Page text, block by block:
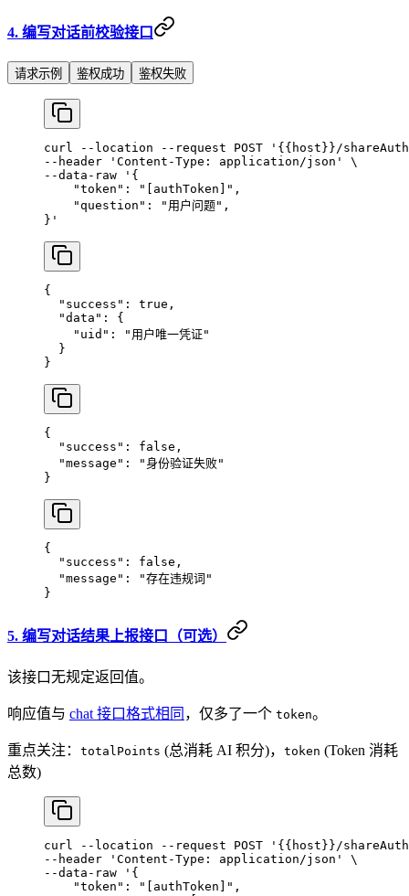
4. 编写对话前校验接口
请求示例 鉴权成功 鉴权失败
curl --location --request POST '{{host}}/
--header
'Content-Type: application/json'
\
--data-raw
'{
    "token": "[authToken]",
    "question": "用户问题",
}'
{
  "success"
: true ,
  "data"
: {
    "uid"
:
"用户唯一凭证"
  }
}
{
  "success"
: false ,
  "message"
:
"身份验证失败"
}
{
  "success"
: false ,
  "message"
:
"存在违规词"
}
5. 编写对话结果上报接口（可选）
该接口无规定返回值。
响应值与 chat 接口格式相同 ，仅多了一个 token。
重点关注： totalPoints (总消耗 AI 积分)， token (Token 消耗
总数)
curl --location --request POST '{{host}}/
--header
'Content-Type: application/json'
\
--data-raw
'{
    "token": "[authToken]",